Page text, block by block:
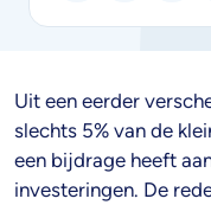
Uit een eerder
slechts 5% van de
een bijdrage heeft
investeringen. De